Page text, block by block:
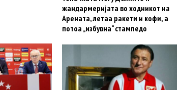
жандармеријата во ходникот на
Арената, летаа ракети и кофи, а
потоа „избувна“ стампедо